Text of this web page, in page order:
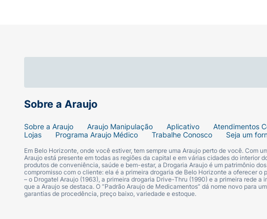
Sobre a Araujo
Sobre a Araujo Araujo Manipulação Aplicativo Atendimentos
Lojas
Programa Araujo Médico Trabalhe Conosco Seja um
Em Belo Horizonte, onde você estiver, tem sempre uma Araujo perto de você. Com
Araujo está presente em todas as regiões da capital e em várias cidades do interior
produtos de conveniência, saúde e bem-estar, a Drogaria Araujo é um patrimônio
compromisso com o cliente: ela é a primeira drogaria de Belo Horizonte a oferecer
– o Drogatel Araujo (1963), a primeira drogaria Drive-Thru (1990) e a primeira rede
que a Araujo se destaca. O “Padrão Araujo de Medicamentos” dá nome novo para
garantias de procedência, preço baixo, variedade e estoque.